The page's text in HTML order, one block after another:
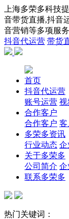
上海多荣多科技
音带货直播,抖音
音营销等多项服
抖音代运营 带货
首页
抖音代运营
账号运营 视
合作客户
合作客户 客
多荣多资讯
行业动态 企
关于多荣多
公司简介 企
联系多荣多
热门关键词：